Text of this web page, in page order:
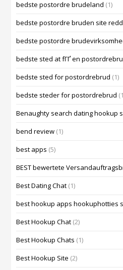
bedste postordre brudeland (1)
bedste postordre bruden site
bedste postordre
bedste sted at fГҐ en
bedste sted for postordrebrud (1)
bedste steder for postordrebrud
Benaughty search dating hookup
bend review (1)
best apps (5)
BEST bewertete
Best Dating Chat (1)
best hookup apps hookuphotties
Best Hookup Chat (2)
Best Hookup Chats (1)
Best Hookup Site (2)